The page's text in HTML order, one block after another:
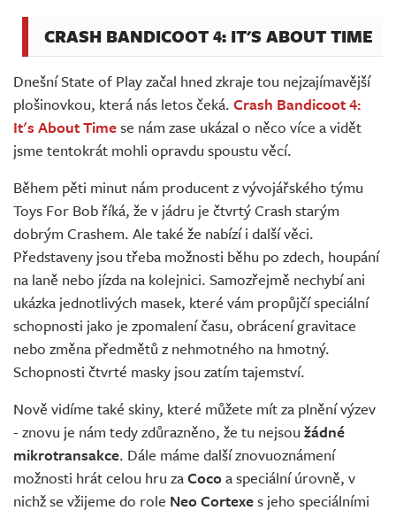
CRASH BANDICOOT 4: IT'S ABOUT TIME
Dnešní State of Play začal hned zkraje tou nejzajímavější
plošinovkou, která nás letos čeká. Crash Bandicoot 4:
It's About Timese nám zase ukázal o něco více a vidět
jsme tentokrát mohli opravdu spoustu věcí.
Během pěti minut nám producent z vývojářského týmu
Toys For Bob říká, že v jádru je čtvrtý Crash starým
dobrým Crashem. Ale také že nabízí i další věci.
Představeny jsou třeba možnosti běhu po zdech, houpání
na laně nebo jízda na kolejnici. Samozřejmě nechybí ani
ukázka jednotlivých masek, které vám propůjčí speciální
schopnosti jako je zpomalení času, obrácení gravitace
nebo změna předmětů z nehmotného na hmotný.
Schopnosti čtvrté masky jsou zatím tajemství.
Nově vidíme také skiny, které můžete mít za plnění výzev
- znovu je nám tedy zdůrazněno, že tu nejsou žádné
mikrotransakce. Dále máme další znovuoznámení
možnosti hrát celou hru zaCoco a speciální úrovně, v
nichž se vžijeme do role Neo Cortexes jeho speciálními